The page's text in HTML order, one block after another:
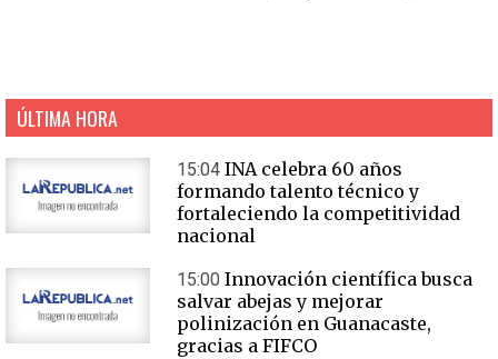
ÚLTIMA HORA
15:04 INA celebra 60 años
formando talento técnico y
fortaleciendo la competitividad
nacional
15:00 Innovación científica busca
salvar abejas y mejorar
polinización en Guanacaste,
gracias a FIFCO